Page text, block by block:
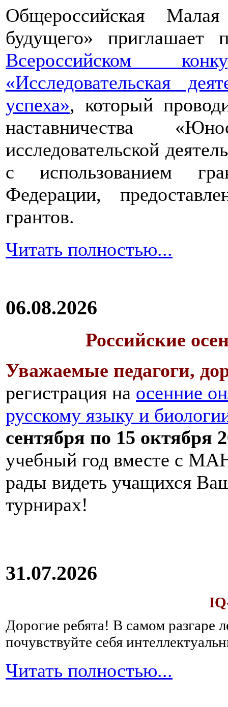
Общероссийская
будущего» приглашает
Всероссийском
«Исследовательская
успеха», который
наставничества
исследовательской
с использованием
Федерации,
грантов.
Читать полностью...
06.08.2026
Российские
Уважаемые педагоги,
регистрация на осенние
русскому языку и
сентября по 15 октября
учебный год вместе с
рады видеть учащихся
турнирах!
31.07.2026
Дорогие ребята! В самом разгаре
почувствуйте себя
Читать полностью...